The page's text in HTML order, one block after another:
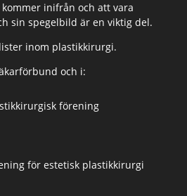
inifrån och att vara
sin spegelbild är en viktig del.
inom plastikkirurgi.
och i:
förening
för estetisk plastikkirurgi